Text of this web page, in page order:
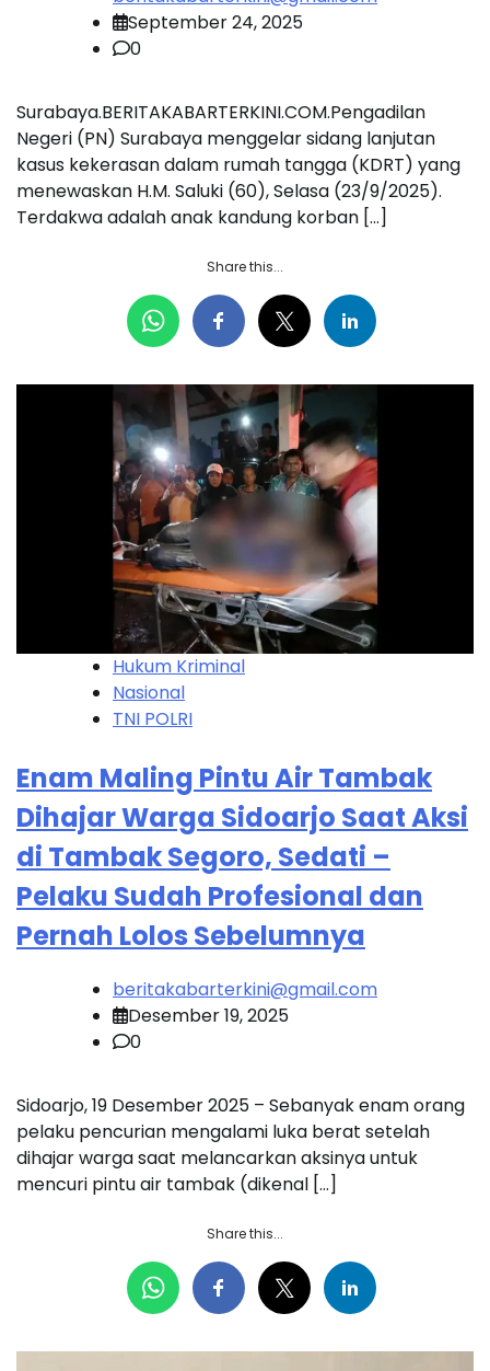
September 24, 2025
0
Surabaya.BERITAKABARTERKINI.COM.Pengadilan
Negeri (PN) Surabaya menggelar sidang lanjutan
kasus kekerasan dalam rumah tangga (KDRT) yang
menewaskan H.M. Saluki (60), Selasa (23/9/2025).
Terdakwa adalah anak kandung korban […]
Share this...
Hukum Kriminal
Nasional
TNI POLRI
Enam Maling Pintu Air Tambak
Dihajar Warga Sidoarjo Saat Aksi
di Tambak Segoro, Sedati –
Pelaku Sudah Profesional dan
Pernah Lolos Sebelumnya
beritakabarterkini@gmail.com
Desember 19, 2025
0
Sidoarjo, 19 Desember 2025 – Sebanyak enam orang
pelaku pencurian mengalami luka berat setelah
dihajar warga saat melancarkan aksinya untuk
mencuri pintu air tambak (dikenal […]
Share this...